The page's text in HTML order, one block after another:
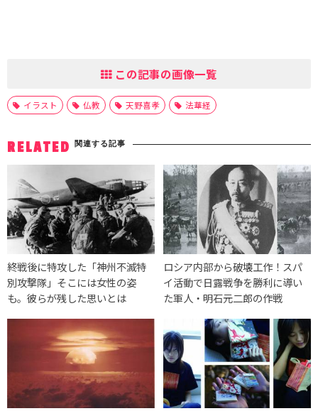
この記事の画像一覧
イラスト 仏教 天野喜孝 法華経
RELATED 関連する記事
終戦後に特攻した「神州不滅特
別攻撃隊」そこには女性の姿
も。彼らが残した思いとは
ロシア内部から破壊工作！スパ
イ活動で日露戦争を勝利に導い
た軍人・明石元二郎の作戦